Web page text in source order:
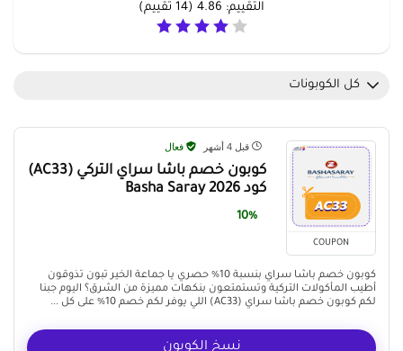
التقييم: 4.86
(
14 تقييم)
كل الكوبونات
COUPON
قبل 4 أشهر فعال
كوبون خصم باشا سراي التركي (AC33)
كود Basha Saray 2026
10%
كوبون خصم باشا سراي بنسبة 10% حصري يا جماعة الخير تبون تذوقون
أطيب المأكولات التركية وتستمتعون بنكهات مميزة من الشرق؟ اليوم جبنا
لكم كوبون خصم باشا سراي (AC33) اللي يوفر لكم خصم 10% على كل ...
نسخ الكوبون